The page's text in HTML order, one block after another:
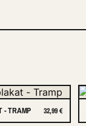
- TRAMP 32,99 €